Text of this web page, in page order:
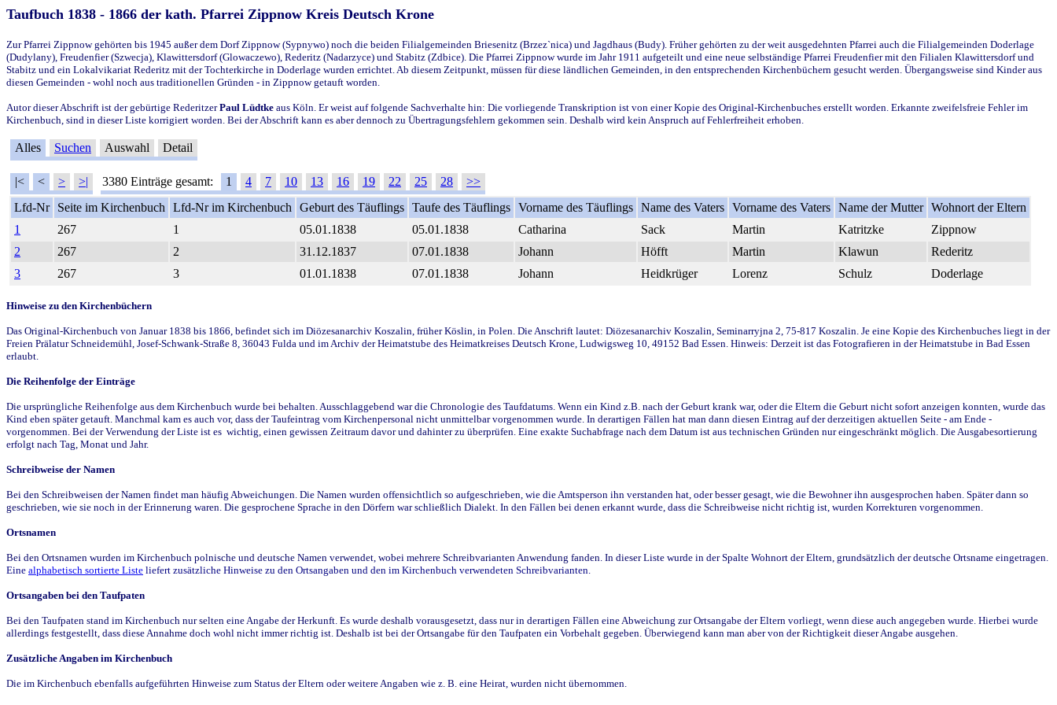
Taufbuch 1838 - 1866 der kath. Pfarrei Zippnow Kreis Deutsch Krone
Zur Pfarrei Zippnow gehörten bis 1945 außer dem Dorf Zippnow (Sypnywo) noch die beiden Filialgemeinden Briesenitz (Brzez`nica) und Jagdhaus (Budy). Früher gehörten zu der weit ausgedehnten Pfarrei auch die Filialgemeinden Doderlage
(Dudylany), Freudenfier (Szwecja), Klawittersdorf (Glowaczewo), Rederitz (Nadarzyce) und Stabitz (Zdbice). Die Pfarrei Zippnow wurde im Jahr 1911 aufgeteilt und eine neue selbständige Pfarrei Freudenfier mit den Filialen Klawittersdorf und
Stabitz und ein Lokalvikariat Rederitz mit der Tochterkirche in Doderlage wurden errichtet. Ab diesem Zeitpunkt, müssen für diese ländlichen Gemeinden, in den entsprechenden Kirchenbüchern gesucht werden. Übergangsweise sind Kinder aus
diesen Gemeinden - wohl noch aus traditionellen Gründen - in Zippnow getauft worden.
Autor dieser Abschrift ist der gebürtige RederitzerPaul Lüdtke aus Köln. Er weist auf folgende Sachverhalte hin: Die vorliegende Transkription ist von einer Kopie des Original-Kirchenbuches erstellt worden. Erkannte zweifelsfreie Fehler im
Kirchenbuch, sind in dieser Liste korrigiert worden. Bei der Abschrift kann es aber dennoch zu Übertragungsfehlern gekommen sein. Deshalb wird kein Anspruch auf Fehlerfreiheit erhoben.
Alles Suchen Auswahl Detail
|< < > >| 3380 Einträge gesamt: 1 4 7 10 13 16 19 22 25 28
>>
Lfd-Nr
Seite im Kirchenbuch Lfd-Nr im Kirchenbuch Geburt des Täuflings Taufe des Täuflings Vorname des Täuflings Name des Vaters Vorname des Vaters Name der Mutter Wohnort der Eltern
1
267 1 05.01.1838 05.01.1838 Catharina Sack Martin Katritzke
Zippnow
2
267 2 31.12.1837 07.01.1838 Johann Höfft Martin Klawun
Rederitz
3
267 3 01.01.1838 07.01.1838 Johann Heidkrüger Lorenz Schulz Doderlage
Hinweise zu den Kirchenbüchern
Das Original-Kirchenbuch von Januar 1838 bis 1866, befindet sich im Diözesanarchiv Koszalin, früher Köslin, in Polen. Die Anschrift lautet: Diözesanarchiv Koszalin, Seminarryjna 2, 75-817 Koszalin. Je eine Kopie des Kirchenbuches liegt in der
Freien Prälatur Schneidemühl, Josef-Schwank-Straße 8, 36043 Fulda und im Archiv der Heimatstube des Heimatkreises Deutsch Krone, Ludwigsweg 10, 49152 Bad Essen. Hinweis: Derzeit ist das Fotografieren in der Heimatstube in Bad Essen
erlaubt.
Die Reihenfolge der Einträge
Die ursprüngliche Reihenfolge aus dem Kirchenbuch wurde bei behalten. Ausschlaggebend war die Chronologie des Taufdatums. Wenn ein Kind z.B. nach der Geburt krank war, oder die Eltern die Geburt nicht sofort anzeigen konnten, wurde das
Kind eben später getauft. Manchmal kam es auch vor, dass der Taufeintrag vom Kirchenpersonal nicht unmittelbar vorgenommen wurde. In derartigen Fällen hat man dann diesen Eintrag auf der derzeitigen aktuellen Seite - am Ende -
vorgenommen. Bei der Verwendung der Liste ist es wichtig, einen gewissen Zeitraum davor und dahinter zu überprüfen. Eine exakte Suchabfrage nach dem Datum ist aus technischen Gründen nur eingeschränkt möglich. Die Ausgabesortierung
erfolgt nach Tag, Monat und Jahr.
Schreibweise der Namen
Bei den Schreibweisen der Namen findet man häufig Abweichungen. Die Namen wurden offensichtlich so aufgeschrieben, wie die Amtsperson ihn verstanden hat, oder besser gesagt, wie die Bewohner ihn ausgesprochen haben. Später dann so
geschrieben, wie sie noch in der Erinnerung waren. Die gesprochene Sprache in den Dörfern war schließlich Dialekt. In den Fällen bei denen erkannt wurde, dass die Schreibweise nicht richtig ist, wurden Korrekturen vorgenommen.
Ortsnamen
Bei den Ortsnamen wurden im Kirchenbuch polnische und deutsche Namen verwendet, wobei mehrere Schreibvarianten Anwendung fanden. In dieser Liste wurde in der Spalte Wohnort der Eltern, grundsätzlich der deutsche Ortsname eingetragen.
Eine alphabetisch sortierte Liste liefert zusätzliche Hinweise zu den Ortsangaben und den im Kirchenbuch verwendeten Schreibvarianten.
Ortsangaben bei den Taufpaten
Bei den Taufpaten stand im Kirchenbuch nur selten eine Angabe der Herkunft. Es wurde deshalb vorausgesetzt, dass nur in derartigen Fällen eine Abweichung zur Ortsangabe der Eltern vorliegt, wenn diese auch angegeben wurde. Hierbei wurde
allerdings festgestellt, dass diese Annahme doch wohl nicht immer richtig ist. Deshalb ist bei der Ortsangabe für den Taufpaten ein Vorbehalt gegeben. Überwiegend kann man aber von der Richtigkeit dieser Angabe ausgehen.
Zusätzliche Angaben im Kirchenbuch
Die im Kirchenbuch ebenfalls aufgeführten Hinweise zum Status der Eltern oder weitere Angaben wie z. B. eine Heirat, wurden nicht übernommen.